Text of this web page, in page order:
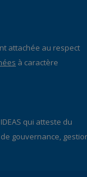
attachée au respect
à caractère
qui atteste du
gouvernance,